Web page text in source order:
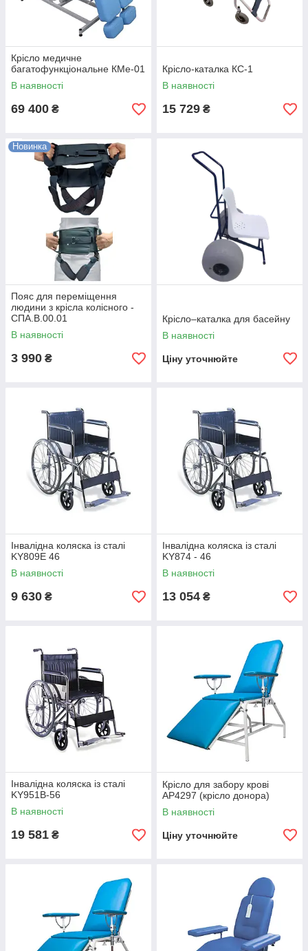
Крісло медичне
багатофункціональне КМе-01
В наявності
69 400 ₴
Крісло-каталка КС-1
В наявності
15 729 ₴
Новинка
Пояс для переміщення
людини з крісла колісного -
СПА.В.00.01
В наявності
3 990 ₴
Крісло–каталка для басейну
В наявності
Ціну уточнюйте
Інвалідна коляска із сталі
KY809Е 46
В наявності
9 630 ₴
Інвалідна коляска із сталі
KY874 - 46
В наявності
13 054 ₴
Інвалідна коляска із сталі
KY951B-56
В наявності
19 581 ₴
Крісло для забору крові
AP4297 (крісло донора)
В наявності
Ціну уточнюйте